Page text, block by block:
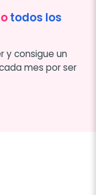
todos los
y consigue un
mes por ser